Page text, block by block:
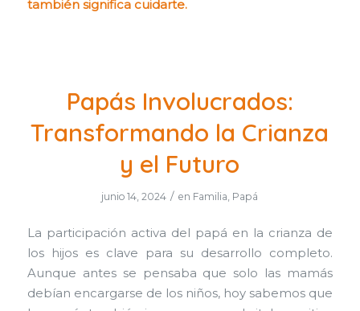
también significa cuidarte.
Papás Involucrados:
Transformando la Crianza
y el Futuro
junio 14, 2024 / en Familia, Papá
La participación activa del papá en la crianza de
los hijos es clave para su desarrollo completo.
Aunque antes se pensaba que solo las mamás
debían encargarse de los niños, hoy sabemos que